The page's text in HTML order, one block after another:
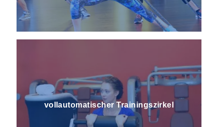
voll­automatischer Trainings­zirkel